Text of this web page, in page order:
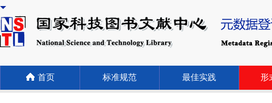
首页 标准规范 最佳实践 形